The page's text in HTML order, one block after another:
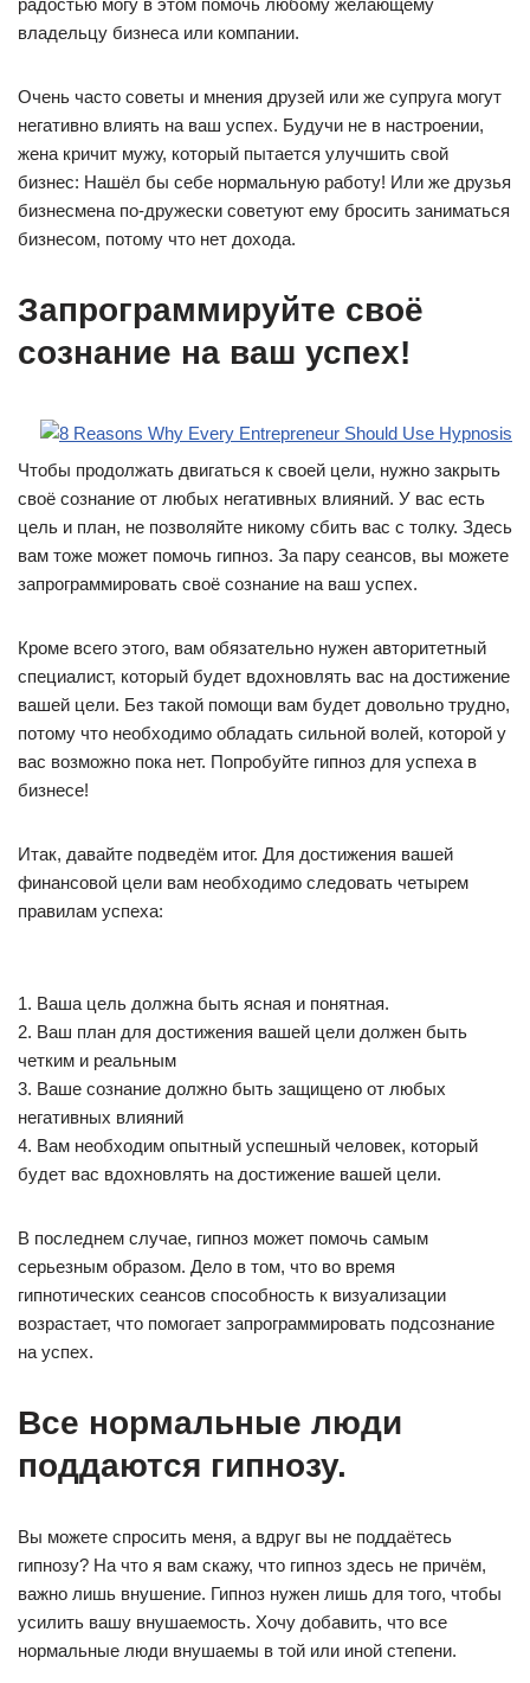
радостью могу в этом помочь любому желающему
владельцу бизнеса или компании.
Очень часто советы и мнения друзей или же супруга могут
негативно влиять на ваш успех. Будучи не в настроении,
жена кричит мужу, который пытается улучшить свой
бизнес: Hашёл бы себе нормальную работу! Или же друзья
бизнесмена по-дружески советуют ему бросить заниматься
бизнесом, потому что нет дохода.
Запрограммируйте своё
сознание на ваш успех!
Чтобы продолжать двигаться к своей цели, нужно закрыть
своё сознание от любых негативных влияний. У вас есть
цель и план, не позволяйте никому сбить вас с толку. Здесь
вам тоже может помочь гипноз. За пару сеансов, вы можете
запрограммировать своё сознание на ваш успех.
Кроме всего этого, вам обязательно нужен авторитетный
специалист, который будет вдохновлять вас на достижение
вашей цели. Без такой помощи вам будет довольно трудно,
потому что необходимо обладать сильной волей, которой у
вас возможно пока нет. Попробуйте гипноз для успеха в
бизнесе!
Итак, давайте подведём итог. Для достижения вашей
финансовой цели вам необходимо следовать четырем
правилам успеха:
1. Ваша цель должна быть ясная и понятная.
2. Ваш план для достижения вашей цели должен быть
четким и реальным
3. Ваше сознание должно быть защищено от любых
негативных влияний
4. Вам необходим опытный успешный человек, который
будет вас вдохновлять на достижение вашей цели.
В последнем случае, гипноз может помочь самым
серьезным образом. Дело в том, что во время
гипнотических сеансов способность к визуализации
возрастает, что помогает запрограммировать подсознание
на успех.
Все нормальные люди
поддаются гипнозу.
Вы можете спросить меня, а вдруг вы не поддаётесь
гипнозу? На что я вам скажу, что гипноз здесь не причём,
важно лишь внушение. Гипноз нужен лишь для того, чтобы
усилить вашу внушаемость. Хочу добавить, что все
нормальные люди внушаемы в той или иной степени.